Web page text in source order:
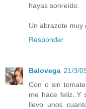
hayas sonreído.
Un abrazote muy
Responder
Balovega 21/3/
Con o sin
me hace feliz..Y
llevo unos